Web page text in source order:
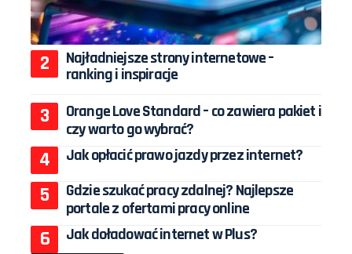
Najładniejsze strony internetowe –
ranking i inspiracje
Orange Love Standard – co zawiera pakiet i
czy warto go wybrać?
Jak opłacić prawo jazdy przez internet?
Gdzie szukać pracy zdalnej? Najlepsze
portale z ofertami pracy online
Jak doładować internet w Plus?